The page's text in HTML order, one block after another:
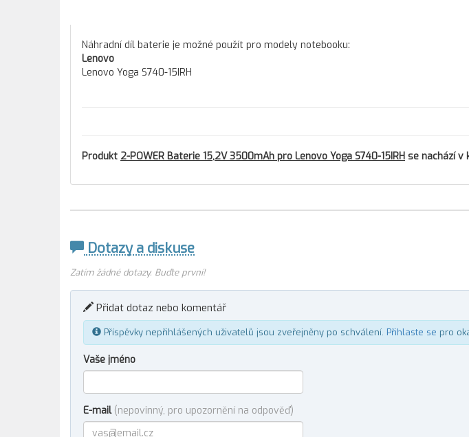
Náhradní díl baterie je možné použít pro modely notebooku:
Lenovo
Lenovo Yoga S740-15IRH
Produkt 2-POWER Baterie 15,2V 3500mAh pro Lenovo Yoga S740-15IRH se nachází v
Dotazy a diskuse
Zatím žádné dotazy. Buďte první!
Přidat dotaz nebo komentář
Příspěvky nepřihlášených uživatelů jsou zveřejněny po schválení. Přihlaste se pro
Vaše jméno
E-mail (nepovinný, pro upozornění na odpověď)